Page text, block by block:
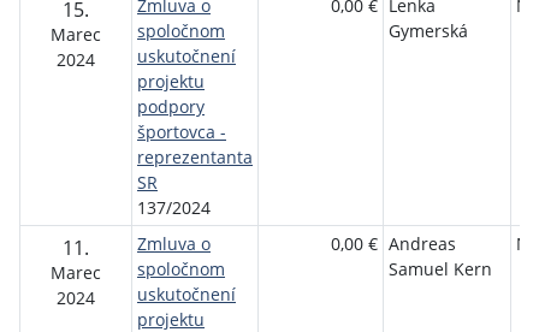
15.
Marec
2024
Zmluva o
spoločnom
uskutočnení
projektu
podpory
športovca -
reprezentanta
SR
137/2024
0,00 € Lenka
Gymerská
11.
Marec
2024
Zmluva o
spoločnom
uskutočnení
projektu
0,00 € Andreas
Samuel Kern